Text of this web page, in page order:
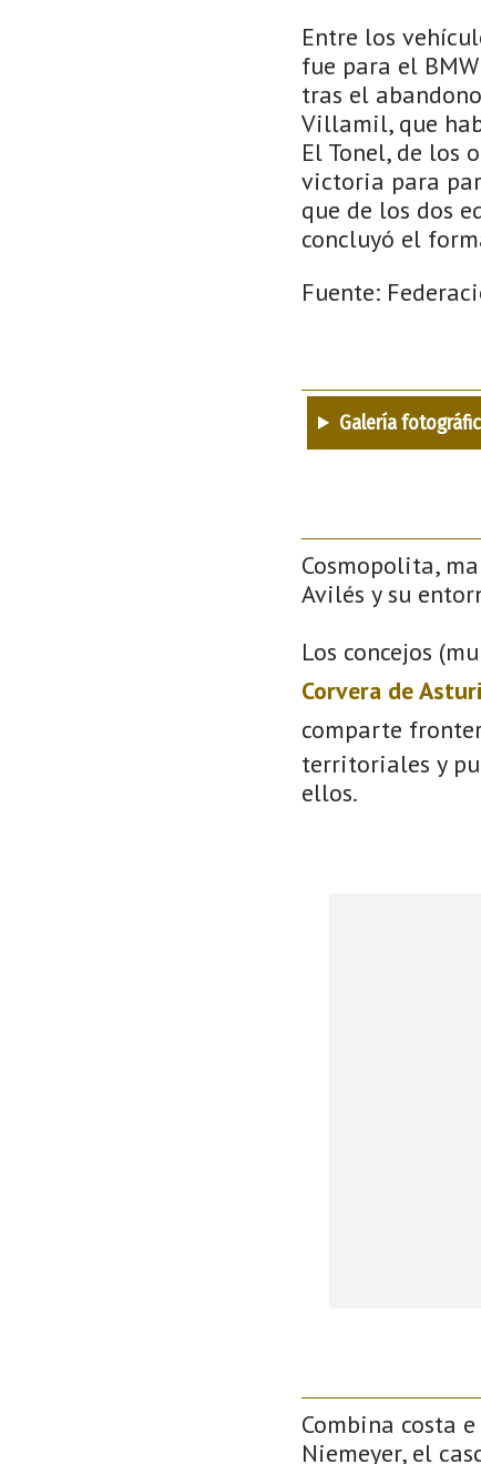
Entre los
fue para el
tras el
Villamil, que
El Tonel, de los
victoria para
que de los dos
concluyó el
Fuente:
Galería
Cosmopolita,
Avilés y su
Los concejos
Corvera de
comparte
territoriales y
ellos.
Combina costa
Niemeyer, el